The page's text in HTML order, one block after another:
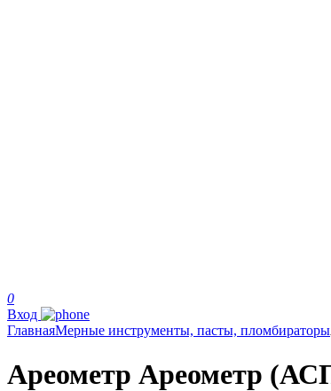
0
Вход
ГлавнаяМерные инструменты, пасты, пломбираторы
Ареометр Ареометр